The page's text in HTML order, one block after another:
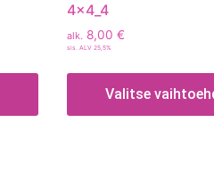
4x4_4
alk. 8,00 €
sis. ALV 25,5%
Valitse